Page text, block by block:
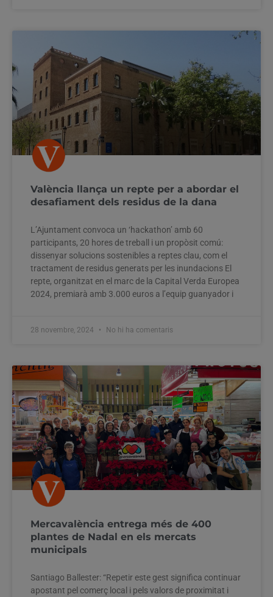
València llança un repte per a abordar el
desafiament dels residus de la dana
L’Ajuntament convoca un ‘hackathon’ amb 60
participants, 20 hores de treball i un propòsit comú:
dissenyar solucions sostenibles a reptes clau, com el
tractament de residus generats per les inundacions El
repte, organitzat en el marc de la Capital Verda Europea
2024, premiarà amb 3.000 euros a l’equip guanyador i
28 novembre, 2024 No hi ha comentaris
Mercavalència entrega més de 400
plantes de Nadal en els mercats
municipals
Santiago Ballester: “Repetir este gest significa continuar
apostant pel comerç local i pels valors de proximitat i